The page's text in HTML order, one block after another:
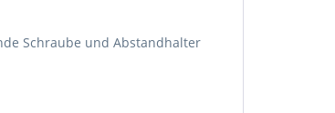
Schraube und Abstandhalter